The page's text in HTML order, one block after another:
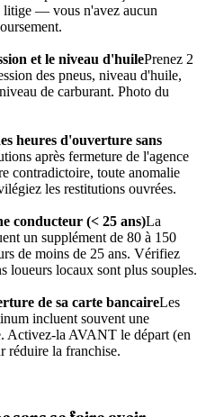
litige — vous n'avez aucun
et le niveau d'huilePrenez 2
des pneus, niveau d'huile,
de carburant. Photo du
heures d'ouverture sans
après fermeture de l'agence
contradictoire, toute anomalie
les restitutions ouvrées.
conducteur (< 25 ans)La
un supplément de 80 à 150
de moins de 25 ans. Vérifiez
loueurs locaux sont plus souples.
de sa carte bancaireLes
incluent souvent une
Activez-la AVANT le départ (en
réduire la franchise.